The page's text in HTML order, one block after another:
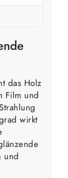
das Holz
Film und
wirkt
und